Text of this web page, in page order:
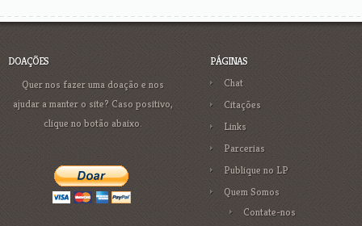
DOAÇÕES
Quer nos fazer uma doação e nos
ajudar a manter o site? Caso positivo,
clique no botão abaixo.
PÁGINAS
Chat
Citações
Links
Parcerias
Publique no LP
Quem Somos
Contate-nos